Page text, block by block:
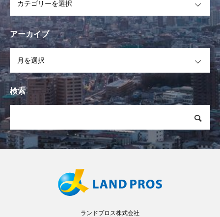
アーカイブ
検索
ランドプロス株式会社